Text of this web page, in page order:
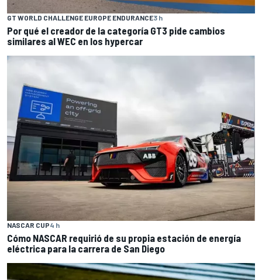
GT WORLD CHALLENGE EUROPE ENDURANCE3 h
Por qué el creador de la categoría GT3 pide cambios
similares al WEC en los hypercar
NASCAR CUP4 h
Cómo NASCAR requirió de su propia estación de energía
eléctrica para la carrera de San Diego